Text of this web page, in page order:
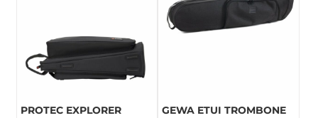
PROTEC EXPLORER
GEWA ETUI TROMBONE